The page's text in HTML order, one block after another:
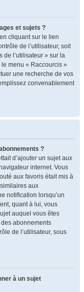
et sujets ?
cliquant sur le lien
de l’utilisateur, soit
de l’utilisateur » sur la
menu « Raccourcis »
une recherche de vos
convenablement
?
d’ajouter un sujet aux
internet. Vous
aux favoris était mis à
aux
notification lorsqu’un
quant à lui, vous
auquel vous êtes
abonnements
de l’utilisateur, sous
à un sujet